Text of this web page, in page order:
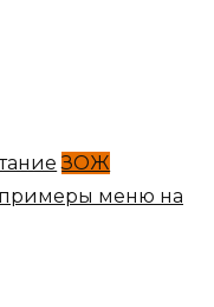
ЗОЖ
примеры меню на